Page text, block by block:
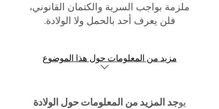
ملزمة بواجب السرية والكتمان القانوني،
فلن يعرف أحد بالحمل ولا الولادة.
مزيد من المعلومات حول هذا الموضوع
يوجد المزيد من المعلومات حول الولادة